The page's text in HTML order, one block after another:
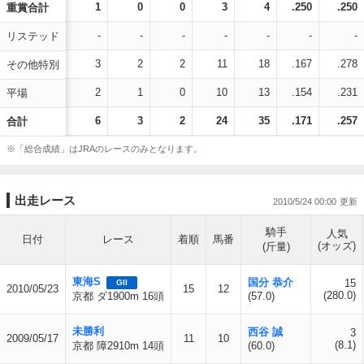
重賞合計
リステッド
その他特別
平場
合計
1 0 0 3 4 .250 .250
- - - - - - -
3 2 2 11 18 .167 .278
2 1 0 10 13 .154 .231
6 3 2 24 35 .171 .257
※「総合成績」はJRAのレースのみとなります。
出走レース 2010/5/24 00:00
日付 レース 着順 馬番
騎手
(斤量)
人気
(オッズ)
2010/05/23
東海S GII
京都 ダ1900m 16頭
15 12
国分 恭介
(57.0)
15
(280.0)
2009/05/17
未勝利
京都 障2910m 14頭
11 10
西谷 誠
(60.0)
3
(8.1)